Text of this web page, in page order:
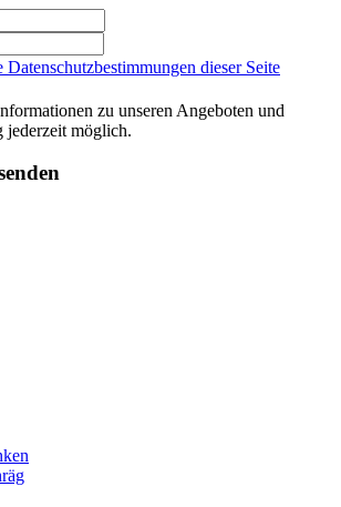
Datenschutzbestimmungen dieser Seite
zu unseren Angeboten und
jederzeit möglich.